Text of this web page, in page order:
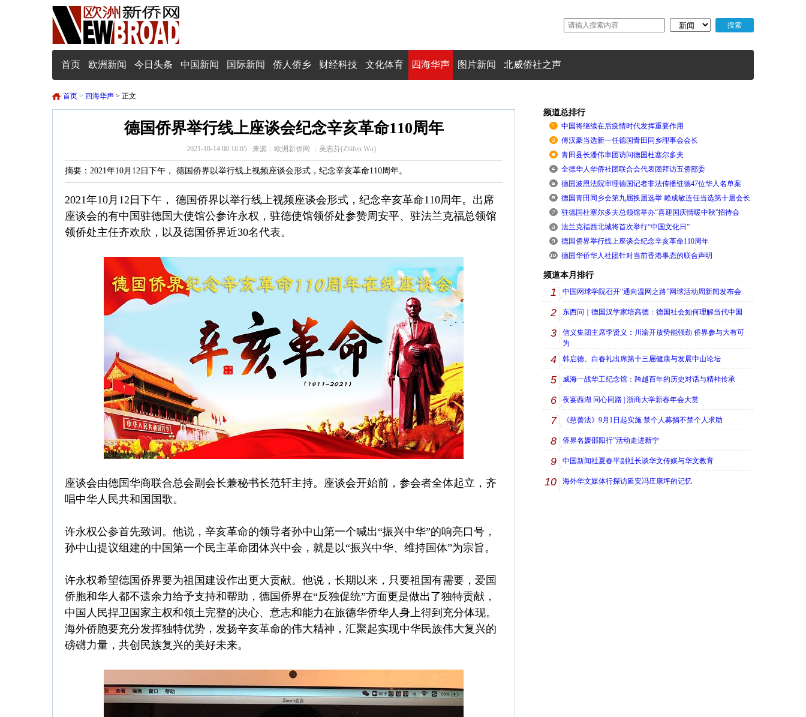
首页 欧洲新闻 今日头条 中国新闻 国际新闻 侨人侨乡 财经科技 文化体育 四海华声 图片新闻 北威侨社之声
首页 > 四海华声 > 正文
德国侨界举行线上座谈会纪念辛亥革命110周年
2021-10-14 00:16:05 来源：欧洲新侨网 ：吴志芬(Zhifen Wu)
摘要：2021年10月12日下午， 德国侨界以举行线上视频座谈会形式，纪念辛亥革命110周年。
2021年10月12日下午， 德国侨界以举行线上视频座谈会形式，纪念辛亥革命110周年。出席
座谈会的有中国驻德国大使馆公参许永权，驻德使馆领侨处参赞周安平、驻法兰克福总领馆
领侨处主任齐欢欣，以及德国侨界近30名代表。
座谈会由德国华商联合总会副会长兼秘书长范轩主持。座谈会开始前，参会者全体起立，齐
唱中华人民共和国国歌。
许永权公参首先致词。他说，辛亥革命的领导者孙中山第一个喊出“振兴中华”的响亮口号，
孙中山提议组建的中国第一个民主革命团体兴中会，就是以“振兴中华、维持国体”为宗旨。
许永权希望德国侨界要为祖国建设作出更大贡献。他说，长期以来，只要祖国有需要，爱国
侨胞和华人都不遗余力给予支持和帮助，德国侨界在“反独促统”方面更是做出了独特贡献，
中国人民捍卫国家主权和领土完整的决心、意志和能力在旅德华侨华人身上得到充分体现。
海外侨胞要充分发挥独特优势，发扬辛亥革命的伟大精神，汇聚起实现中华民族伟大复兴的
磅礴力量，共创民族复兴的美好未来。
频道总排行
中国将继续在后疫情时代发挥重要作用
傅汉豪当选新一任德国青田同乡理事会会长
青田县长潘伟率团访问德国杜塞尔多夫
全德华人华侨社团联合会代表团拜访五侨部委
德国波恩法院审理德国记者非法传播驻德47位华人名单案
德国青田同乡会第九届换届选举 赖成敏连任当选第十届会长
驻德国杜塞尔多夫总领馆举办“喜迎国庆情暖中秋''招待会
法兰克福西北城将首次举行“中国文化日”
德国侨界举行线上座谈会纪念辛亥革命110周年
德国华侨华人社团针对当前香港事态的联合声明
频道本月排行
1 中国网球学院召开“通向温网之路”网球活动周新闻发布会
2 东西问｜德国汉学家培高德：德国社会如何理解当代中国
3
信义集团主席李贤义：川渝开放势能强劲 侨界参与大有可
为
4 韩启德、白春礼出席第十三届健康与发展中山论坛
5 威海一战华工纪念馆：跨越百年的历史对话与精神传承
6 夜宴西湖 同心同路 | 浙商大学新春年会大赏
7 《慈善法》9月1日起实施 禁个人募捐不禁个人求助
8 侨界名媛邵阳行”活动走进新宁
9 中国新闻社夏春平副社长谈华文传媒与华文教育
10 海外华文媒体行探访延安冯庄康坪的记忆